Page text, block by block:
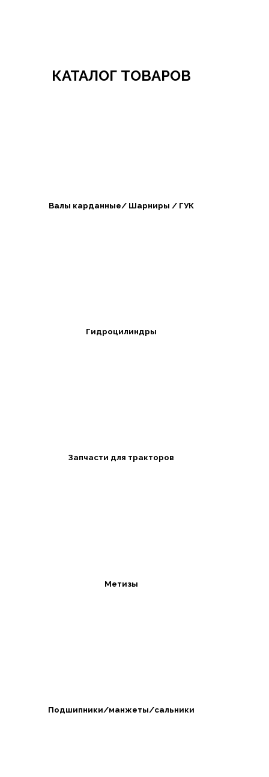
КАТАЛОГ ТОВАРОВ
Валы карданные/ Шарниры / ГУК
Гидроцилиндры
Запчасти для тракторов
Метизы
Подшипники/манжеты/сальники